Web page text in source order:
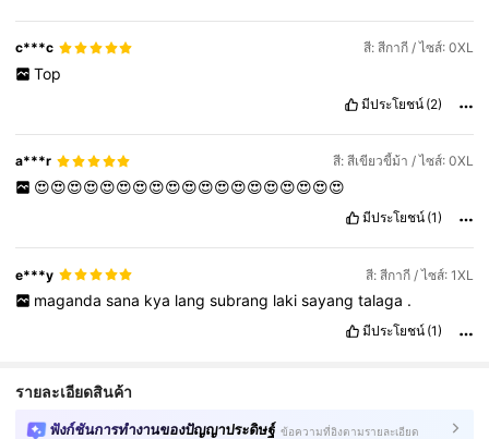
c***c สี: สีกากี / ไซส์: 0XL
Top
มีประโยชน์ (2)
a***r สี: สีเขียวขี้ม้า / ไซส์: 0XL
😍😍😍😍😍😍😍😍😍😍😍😍😍😍😍😍😍😍😍
มีประโยชน์ (1)
e***y สี: สีกากี / ไซส์: 1XL
maganda sana kya lang subrang laki sayang talaga .
มีประโยชน์ (1)
รายละเอียดสินค้า
ฟังก์ชันการทำงานของปัญญาประดิษฐ์ ข้อความที่อิงตามรายละเอียด